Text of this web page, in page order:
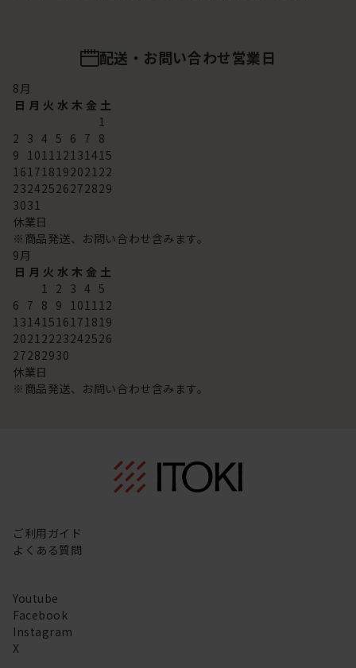
配送・お問い合わせ営業日
8月
日 月 火 水 木 金 土
1
2 3 4 5 6 7 8
9 101112131415
16171819202122
23242526272829
3031
休業日
※商品発送、お問い合わせ含みます。
9月
日 月 火 水 木 金 土
1 2 3 4 5
6 7 8 9 101112
13141516171819
20212223242526
27282930
休業日
※商品発送、お問い合わせ含みます。
ご利用ガイド
よくある質問
Youtube
Facebook
Instagram
X